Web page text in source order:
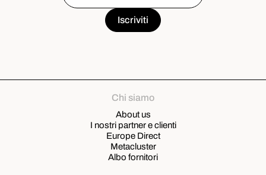
Chi siamo
About us
I nostri partner e clienti
Europe Direct
Metacluster
Albo fornitori